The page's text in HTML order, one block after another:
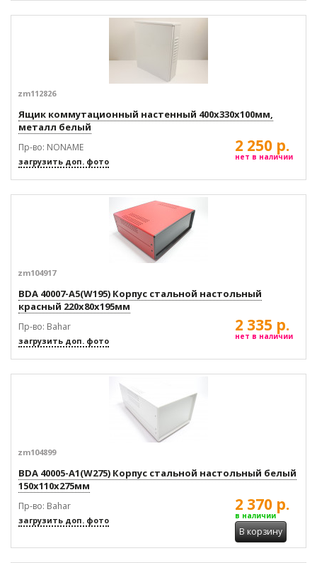
zm112826
Ящик коммутационный настенный 400х330х100мм,
металл белый
Пр-во: NONAME
загрузить доп. фото
2 250 р.
нет в наличии
zm104917
BDA 40007-A5(W195) Корпус стальной настольный
красный 220x80x195мм
Пр-во: Bahar
загрузить доп. фото
2 335 р.
нет в наличии
zm104899
BDA 40005-A1(W275) Корпус стальной настольный белый
150x110x275мм
Пр-во: Bahar
загрузить доп. фото
2 370 р.
в наличии
В корзину